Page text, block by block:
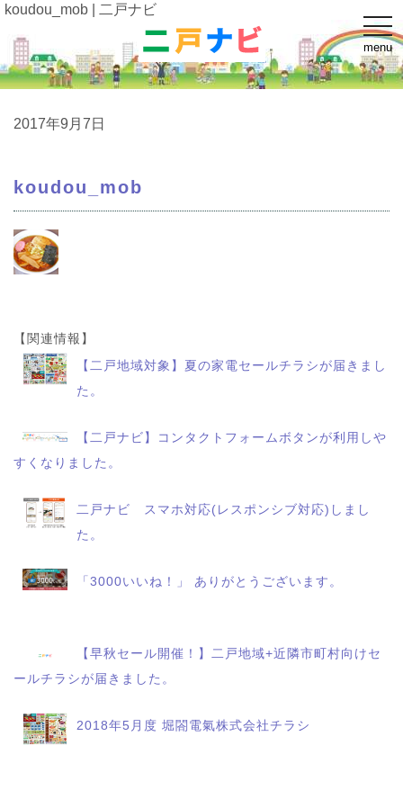
t
o
g
g
l
e
o
menu
koudou_mob | 二戸ナビ
2017年9月7日
koudou_mob
【関連情報】
【二戸地域対象】夏の家電セールチラシが届きまし
た。
【二戸ナビ】コンタクトフォームボタンが利用しや
すくなりました。
二戸ナビ スマホ対応(レスポンシブ対応)しまし
た。
「3000いいね！」 ありがとうございます。
【早秋セール開催！】二戸地域+近隣市町村向けセ
ールチラシが届きました。
2018年5月度 堀閤電氣株式会社チラシ